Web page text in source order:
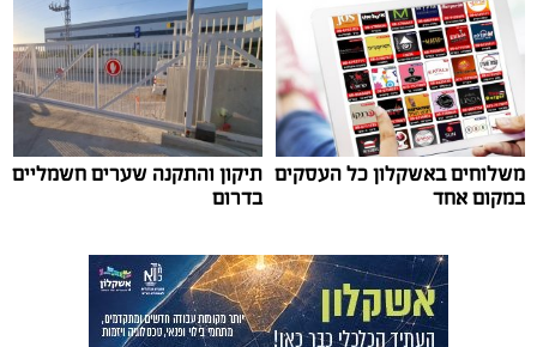
משלוחים באשקלון כל העסקים
במקום אחד
תיקון והתקנה שערים חשמליים
בדרום